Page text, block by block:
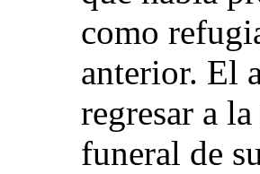
como
anterior. El
regresar a
funeral de